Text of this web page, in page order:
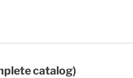
catalog)